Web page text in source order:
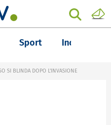
Sport Inchieste
SI BLINDA DOPO L'INVASIONE